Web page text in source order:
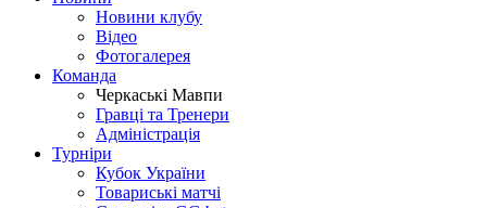
Новини клубу
Відео
Фотогалерея
Команда
Черкаські Мавпи
Гравці та Тренери
Адміністрація
Турніри
Кубок України
Товариські матчі